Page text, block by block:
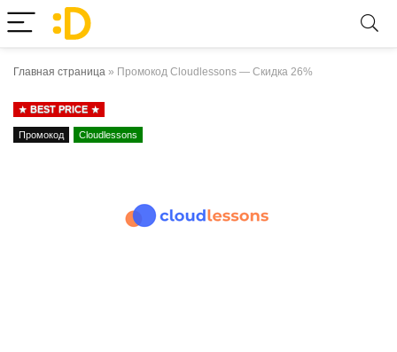
Главная страница » Промокод Cloudlessons — Скидка 26%
BEST PRICE
Промокод Cloudlessons